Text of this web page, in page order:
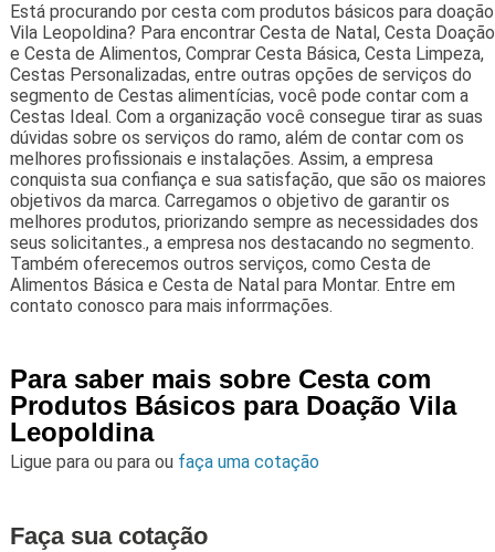
Está procurando por cesta com produtos básicos para doação
Vila Leopoldina? Para encontrar Cesta de Natal, Cesta Doação
e Cesta de Alimentos, Comprar Cesta Básica, Cesta Limpeza,
Cestas Personalizadas, entre outras opções de serviços do
segmento de Cestas alimentícias, você pode contar com a
Cestas Ideal. Com a organização você consegue tirar as suas
dúvidas sobre os serviços do ramo, além de contar com os
melhores profissionais e instalações. Assim, a empresa
conquista sua confiança e sua satisfação, que são os maiores
objetivos da marca. Carregamos o objetivo de garantir os
melhores produtos, priorizando sempre as necessidades dos
seus solicitantes., a empresa nos destacando no segmento.
Também oferecemos outros serviços, como Cesta de
Alimentos Básica e Cesta de Natal para Montar. Entre em
contato conosco para mais inforrmações.
Para saber mais sobre Cesta com
Produtos Básicos para Doação Vila
Leopoldina
Ligue para ou para ou faça uma cotação
Faça sua cotação